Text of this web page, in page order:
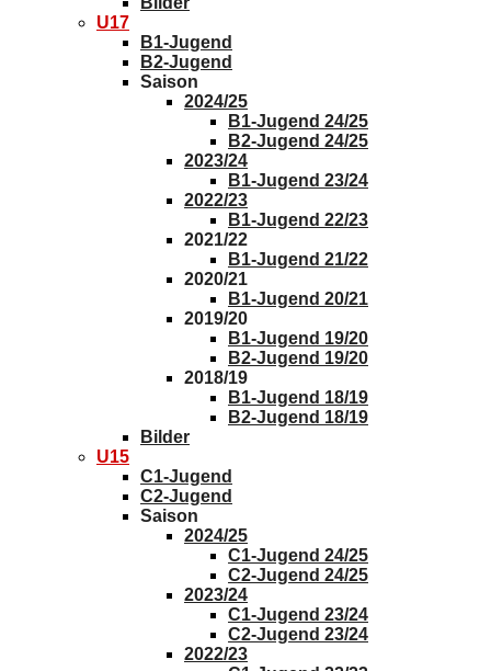
U17
B1-Jugend
B2-Jugend
Saison
2024/25
B1-Jugend 24/25
B2-Jugend 24/25
2023/24
B1-Jugend 23/24
2022/23
B1-Jugend 22/23
2021/22
B1-Jugend 21/22
2020/21
B1-Jugend 20/21
2019/20
B1-Jugend 19/20
B2-Jugend 19/20
2018/19
B1-Jugend 18/19
B2-Jugend 18/19
Bilder
U15
C1-Jugend
C2-Jugend
Saison
2024/25
C1-Jugend 24/25
C2-Jugend 24/25
2023/24
C1-Jugend 23/24
C2-Jugend 23/24
2022/23